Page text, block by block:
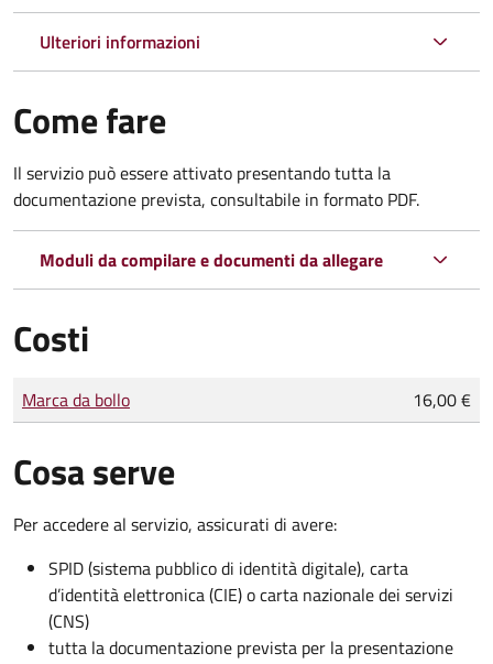
Ulteriori informazioni
Come fare
Il servizio può essere attivato presentando tutta la
documentazione prevista, consultabile in formato PDF.
Moduli da compilare e documenti da allegare
Costi
Tipo di pagamento
Importo
Marca da bollo 16,00 €
Cosa serve
Per accedere al servizio, assicurati di avere:
SPID (sistema pubblico di identità digitale), carta
d’identità elettronica (CIE) o carta nazionale dei servizi
(CNS)
tutta la documentazione prevista per la presentazione